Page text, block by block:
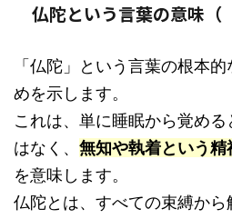
仏陀という言葉の意味（
「仏陀」という言葉の根本
めを示します。
これは、単に睡眠から覚め
はなく、 無知や執着という
を意味します。
仏陀とは、すべての束縛か